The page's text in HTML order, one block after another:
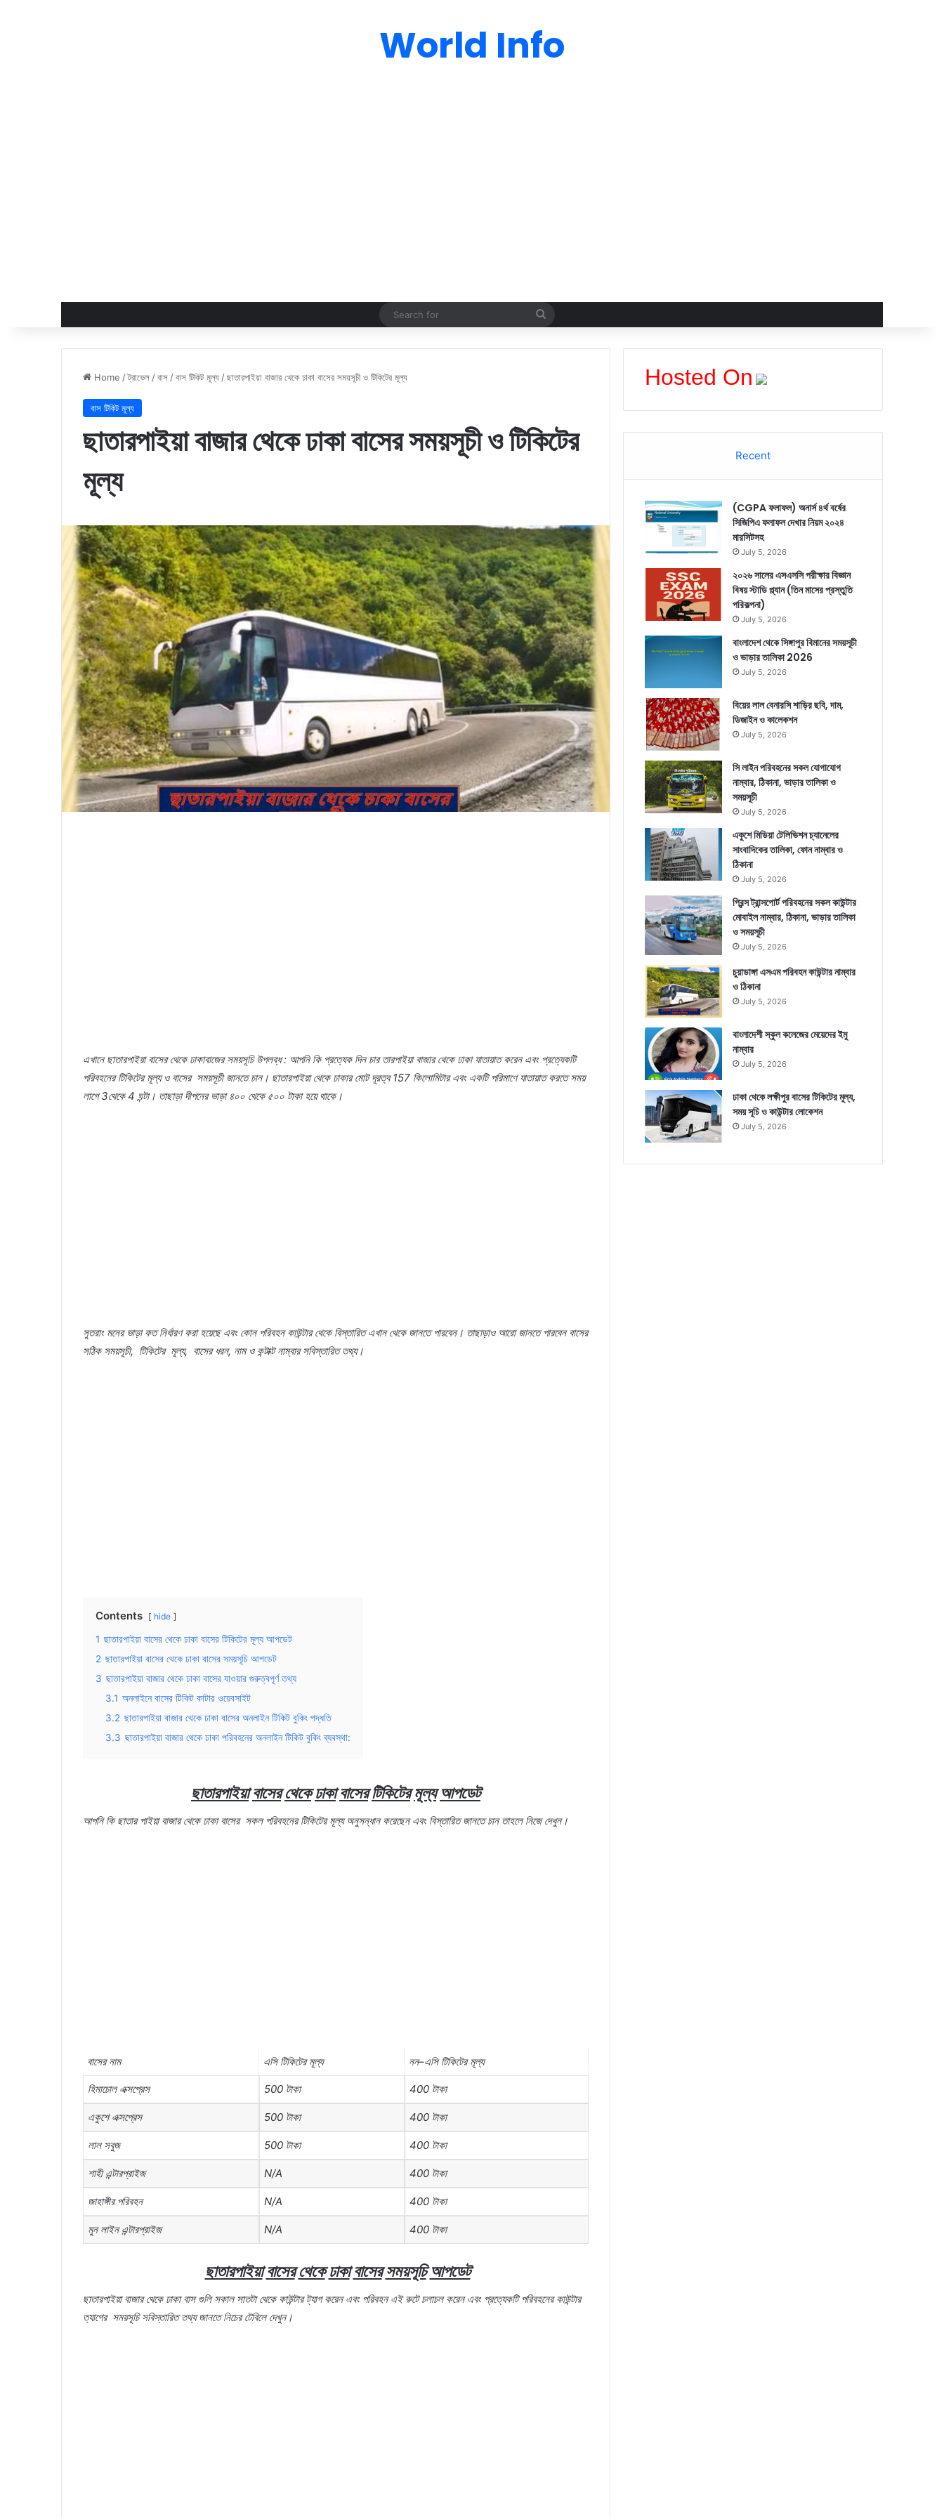
World Info
Search
Home /ট্রাভেল /বাস /বাস টিকিট মূল্য /ছাতারপাইয়া বাজার থেকে ঢাকা বাসের সময়সূচী ও টিকিটের মূল্য
বাস টিকিট মূল্য
ছাতারপাইয়া বাজার থেকে ঢাকা বাসের সময়সূচী ও টিকিটের
মূল্য
এখানে ছাতারপাইয়া বাসের থেকে ঢাকাবাজের সময়সূচি উপলব্ধ: আপনি কি প্রত্যেক দিন চার তারপাইয়া বাজার থেকে ঢাকা যাতায়াত করেন এবং প্রত্যেকটি
পরিবহনের টিকিটের মূল্য ও বাসের সময়সূচী জানতে চান। ছাতারপাইয়া থেকে ঢাকার মোট দূরত্ব157 কিলোমিটার এবং একটি পরিমাণে যাতায়াত করতে সময়
লাগে 3থেকে 4 ঘন্টা। তাছাড়া দীপনের ভাড়া ৪০০ থেকে ৫০০ টাকা হয়ে থাকে।
সুতরাং মনের ভাড়া কত নির্ধারণ করা হয়েছে এবং কোন পরিবহন কাউন্টার থেকে বিস্তারিত এখান থেকে জানতে পারবেন। তাছাড়াও আরো জানতে পারবেন বাসের
সঠিক সময়সূচী, টিকিটের মূল্য, বাসের ধরন, নাম ও কন্টাক্ট নাম্বার সবিস্তারিত তথ্য।
Contents hide
1 ছাতারপাইয়া বাসের থেকে ঢাকা বাসের টিকিটের মূল্য আপডেট
2 ছাতারপাইয়া বাসের থেকে ঢাকা বাসের সময়সূচি আপডেট
3 ছাতারপাইয়া বাজার থেকে ঢাকা বাসের যাওয়ার গুরুত্বপূর্ণ তথ্য
3.1 অনলাইনে বাসের টিকিট কাটার ওয়েবসাইট
3.2 ছাতারপাইয়া বাজার থেকে ঢাকা বাসের অনলাইন টিকিট বুকিং পদ্ধতি
3.3 ছাতারপাইয়া বাজার থেকে ঢাকা পরিবহনের অনলাইন টিকিট বুকিং ব্যবস্থা:
ছাতারপাইয়া বাসের থেকে ঢাকা বাসেরটিকিটের মূল্য আপডেট
আপনি কি ছাতার পাইয়া বাজার থেকে ঢাকা বাসের সকল পরিবহনের টিকিটের মূল্য অনুসন্ধান করেছেন এবং বিস্তারিত জানতে চান তাহলে নিজে দেখুন।
বাসের নাম এসি টিকিটের মূল্য নন–এসি টিকিটের মূল্য
হিমাচোল এক্সপ্রেস 500 টাকা 400 টাকা
একুশে এক্সপ্রেস 500 টাকা 400 টাকা
লাল সবুজ 500 টাকা 400 টাকা
শাহী এন্টারপ্রাইজ N/A 400 টাকা
জাহাঙ্গীর পরিবহন N/A 400 টাকা
মুন লাইন এন্টারপ্রাইজ N/A 400 টাকা
ছাতারপাইয়াবাসেরথেকেঢাকাবাসেরসময়সূচিআপডেট
ছাতারপাইয়া বাজার থেকে ঢাকা বাস গুলি সকাল সাতটা থেকে কাউন্টার ট্যাগ করেন এবং পরিবহন এই রুটে চলাচল করেন এবং প্রত্যেকটি পরিবহনের কাউন্টার
ত্যাগের সময়সূচি সবিস্তারিত তথ্য জানতে নিচের টেবিলে দেখুন।
Hosted On
Recent
(CGPA ফলাফল) অনার্স ৪র্থ বর্ষের
সিজিপিএ ফলাফল দেখার নিয়ম ২০২৪
মারসিটসহ
July 5, 2026
২০২৬ সালের এসএসসি পরীক্ষার বিজ্ঞান
বিষয় স্টাডি প্ল্যান (তিন মাসের প্রস্তুতি
পরিকল্পনা)
July 5, 2026
বাংলাদেশ থেকে সিঙ্গাপুর বিমানের সময়সূচী
ও ভাড়ার তালিকা 2026
July 5, 2026
বিয়ের লাল বেনারসি শাড়ির ছবি, দাম,
ডিজাইন ও কালেকশন
July 5, 2026
সি লাইন পরিবহনের সকল যোগাযোগ
নাম্বার, ঠিকানা, ভাড়ার তালিকা ও
সময়সূচী
July 5, 2026
একুশে মিডিয়া টেলিভিশন চ্যানেলের
সাংবাদিকের তালিকা, ফোন নাম্বার ও
ঠিকানা
July 5, 2026
প্রিন্স ট্রান্সপোর্ট পরিবহনের সকল কাউন্টার
মোবাইল নাম্বার, ঠিকানা, ভাড়ার তালিকা
ও সময়সূচী
July 5, 2026
চুয়াডাঙ্গা এসএম পরিবহন কাউন্টার নাম্বার
ও ঠিকানা
July 5, 2026
বাংলাদেশী স্কুল কলেজের মেয়েদের ইমু
নাম্বার
July 5, 2026
ঢাকা থেকে লক্ষীপুর বাসের টিকিটের মূল্য,
সময় সূচি ও কাউন্টার লোকেশন
July 5, 2026